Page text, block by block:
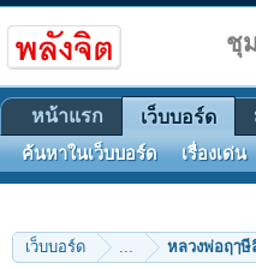
เว็บบอร์ด ... หลวงพ่อฤๅษี
ชุ
หน้าแรก เว็บบอร์ด
ค้นหาในเว็บบอร์ด เรื่องเด่น